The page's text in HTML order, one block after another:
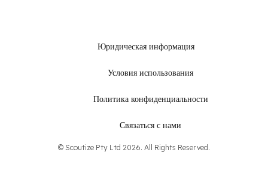
Юридическая информация
Условия использования
Политика конфиденциальности
Связаться с нами
© Scoutize Pty Ltd 2026. All Rights Reserved.